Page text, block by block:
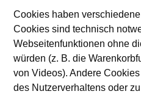
Cookies haben
Cookies sind technisch
Webseitenfunktionen ohne
würden (z. B. die
von Videos). Andere
des Nutzerverhaltens oder